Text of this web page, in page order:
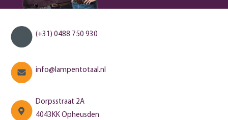
(+31) 0488 750 930
info@lampentotaal.nl
Dorpsstraat 2A
4043KK Opheusden